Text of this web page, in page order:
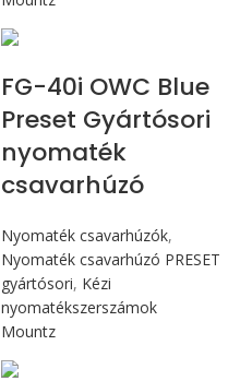
FG-40i OWC Blue
Preset Gyártósori
nyomaték
csavarhúzó
Nyomaték csavarhúzók,
Nyomaték csavarhúzó PRESET
gyártósori, Kézi
nyomatékszerszámok
Mountz